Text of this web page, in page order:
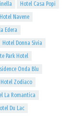
Hotel Casa Popi
Hotel Navene
Edera
Hotel Donna Sivia
Park Hotel
Onda Blu
Hotel Zodiaco
La Romantica
Du Lac